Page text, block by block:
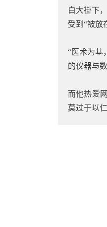
白大褂下
受到“被放
“医术为基
的仪器与
而他热爱
莫过于以